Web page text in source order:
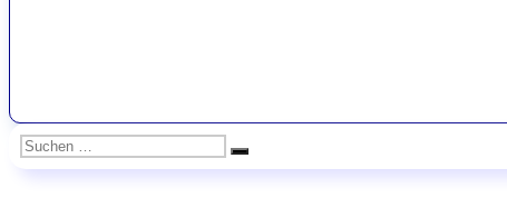
Suchen
nach:
Suchen